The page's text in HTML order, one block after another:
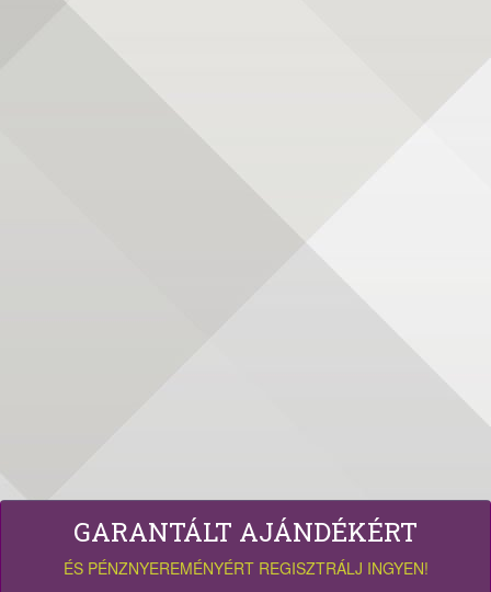
GARANTÁLT AJÁNDÉKÉRT
ÉS PÉNZNYEREMÉNYÉRT REGISZTRÁLJ INGYEN!